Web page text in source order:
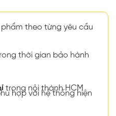
phẩm theo từng yêu cầu
thời gian bảo hành
trong nội thành HCM
hợp với hệ thống hiện